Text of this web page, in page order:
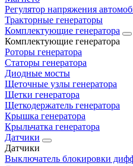
Регулятор напряжения
Тракторные генераторы
Комплектующие генератора
Комплектующие генератора
Роторы генератора
Статоры генератора
Диодные мосты
Щеточные узлы генератора
Щетки генератора
Щеткодержатель генератора
Крышка генератора
Крыльчатка генератора
Датчики
Датчики
Выключатель блокировки